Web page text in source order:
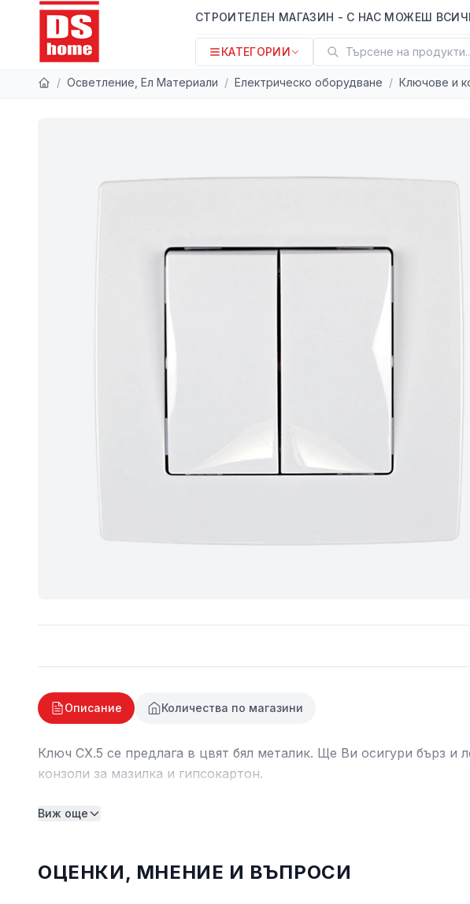
СТРОИТЕЛЕН МАГАЗИН - С НАС МОЖЕШ
КАТЕГОРИИ Търсене на
/ Осветление, Ел Материали / Електрическо оборудване / Ключове и
Описание Количества по магазини
Ключ СХ.5 се предлага в цвят бял металик. Ще Ви осигури бърз
конзоли за мазилка и гипсокартон.
Виж още
ОЦЕНКИ, МНЕНИЕ И ВЪПРОСИ